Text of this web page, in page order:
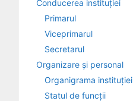
Conducerea instituției
Primarul
Viceprimarul
Secretarul
Organizare și personal
Organigrama instituției
Statul de funcții